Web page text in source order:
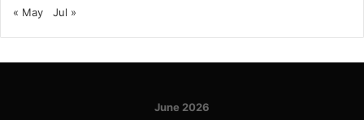
« May Jul »
June 2026